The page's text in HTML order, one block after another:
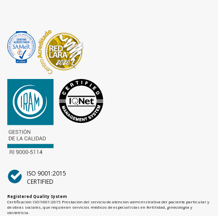
ISO 9001:2015
CERTIFIED
Registered Quality System
Certificación ISO 9001:2015 Prestación del servicio de atención administrativa del paciente particular y
de obras sociales, que requieran servicios médicos de especialistas en fertilidad, ginecología y
obstetricia.